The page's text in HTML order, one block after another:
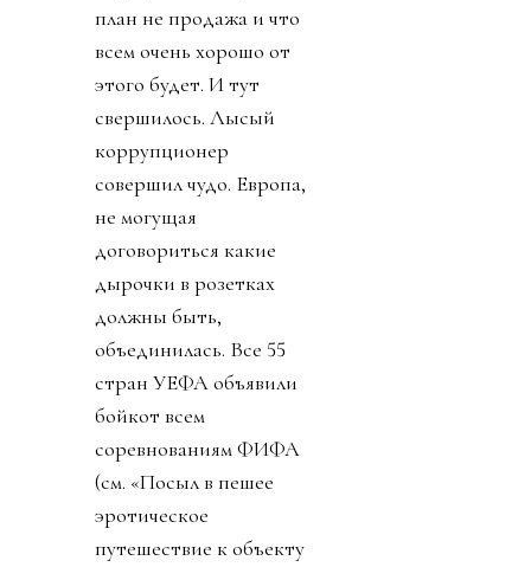
план не продажа и что
всем очень хорошо от
этого будет. И тут
свершилось. Лысый
коррупционер
совершил чудо. Европа,
не могущая
договориться какие
дырочки в розетках
должны быть,
объединилась. Все 55
стран УЕФА объявили
бойкот всем
соревнованиям ФИФА
(см. «Посыл в пешее
эротическое
путешествие к объекту